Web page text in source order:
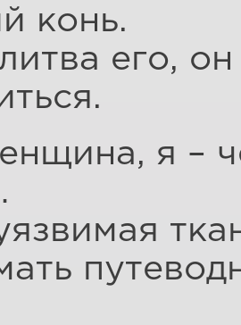
конь.
его,
я –